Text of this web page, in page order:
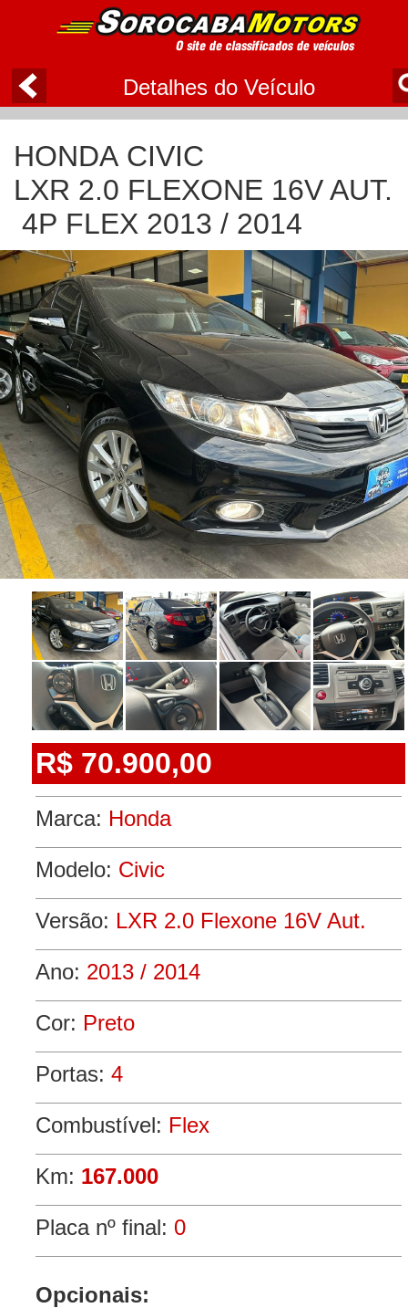
Detalhes do Veículo
HONDA CIVIC
LXR 2.0 FLEXONE 16V AUT.
4P FLEX 2013 / 2014
R$ 70.900,00
Marca: Honda
Modelo: Civic
Versão: LXR 2.0 Flexone 16V Aut.
Ano: 2013 / 2014
Cor: Preto
Portas: 4
Combustível: Flex
Km: 167.000
Placa nº final: 0
Opcionais: